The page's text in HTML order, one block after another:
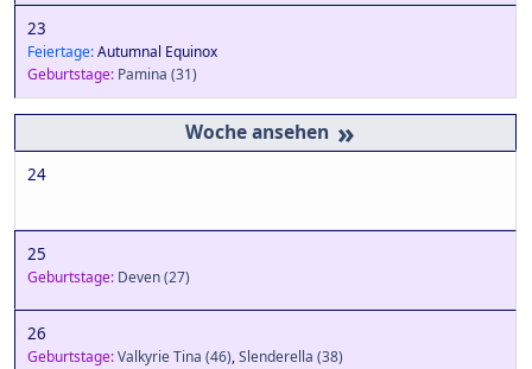
23
Feiertage:Autumnal Equinox
Geburtstage: Pamina (31)
»
24
25
Geburtstage: Deven(27)
26
Geburtstage:Valkyrie Tina (46),Slenderella (38)